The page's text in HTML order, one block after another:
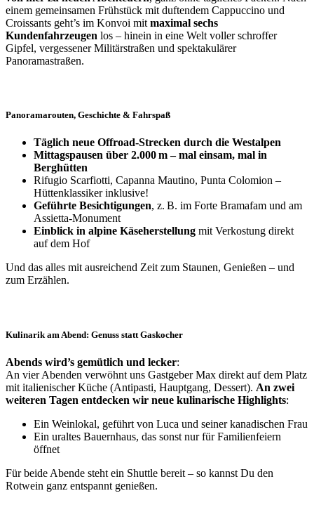
einem gemeinsamen Frühstück mit duftendem Cappuccino und
Croissants geht’s im Konvoi mit maximal sechs
Kundenfahrzeugen los – hinein in eine Welt voller schroffer
Gipfel, vergessener Militärstraßen und spektakulärer
Panoramastraßen.
Panoramarouten, Geschichte & Fahrspaß
Täglich neue Offroad-Strecken durch die Westalpen
Mittagspausen über 2.000 m – mal einsam, mal in
Berghütten
Rifugio Scarfiotti, Capanna Mautino, Punta Colomion –
Hüttenklassiker inklusive!
Geführte Besichtigungen, z. B. im Forte Bramafam und am
Assietta-Monument
Einblick in alpine Käseherstellung mit Verkostung direkt
auf dem Hof
Und das alles mit ausreichend Zeit zum Staunen, Genießen – und
zum Erzählen.
Kulinarik am Abend: Genuss statt Gaskocher
Abends wird’s gemütlich und lecker:
An vier Abenden verwöhnt uns Gastgeber Max direkt auf dem Platz
mit italienischer Küche (Antipasti, Hauptgang, Dessert). An zwei
weiteren Tagen entdecken wir neue kulinarische Highlights:
Ein Weinlokal, geführt von Luca und seiner kanadischen Frau
Ein uraltes Bauernhaus, das sonst nur für Familienfeiern
öffnet
Für beide Abende steht ein Shuttle bereit – so kannst Du den
Rotwein ganz entspannt genießen.